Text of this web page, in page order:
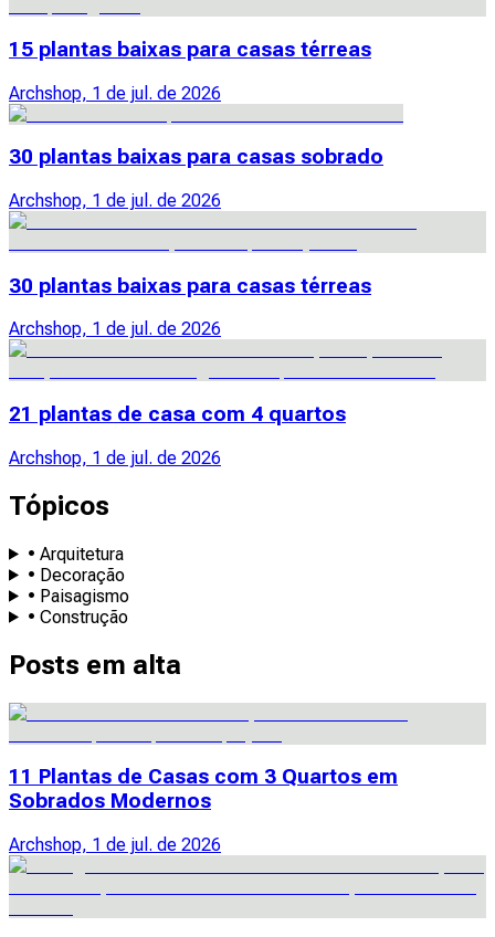
15 plantas baixas para casas térreas
Archshop, 1 de jul. de 2026
30 plantas baixas para casas sobrado
Archshop, 1 de jul. de 2026
30 plantas baixas para casas térreas
Archshop, 1 de jul. de 2026
21 plantas de casa com 4 quartos
Archshop, 1 de jul. de 2026
Tópicos
• Arquitetura
• Decoração
• Paisagismo
• Construção
Posts em alta
11 Plantas de Casas com 3 Quartos em
Sobrados Modernos
Archshop, 1 de jul. de 2026